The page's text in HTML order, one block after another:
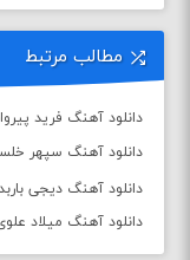
مطالب مرتبط
دانلود آهنگ فرید
دانلود آهنگ سپهر
دانلود آهنگ دیجی باربد به
دانلود آهنگ میلاد